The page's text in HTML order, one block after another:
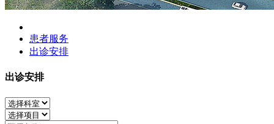
患者服务
出诊安排
出诊安排